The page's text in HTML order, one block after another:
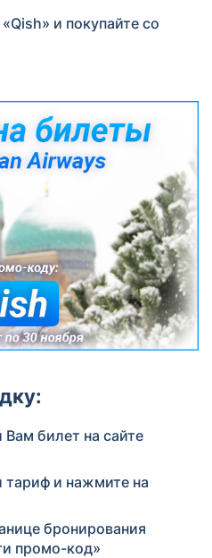
и покупайте со
билет на сайте
и нажмите на
бронирования
промо-код»